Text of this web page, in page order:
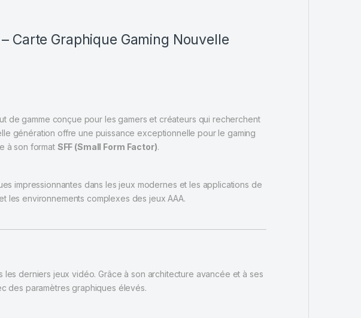
– Carte Graphique Gaming Nouvelle
de gamme conçue pour les gamers et créateurs qui recherchent
génération offre une puissance exceptionnelle pour le gaming
à son format SFF (Small Form Factor).
impressionnantes dans les jeux modernes et les applications de
les environnements complexes des jeux AAA.
derniers jeux vidéo. Grâce à son architecture avancée et à ses
des paramètres graphiques élevés.